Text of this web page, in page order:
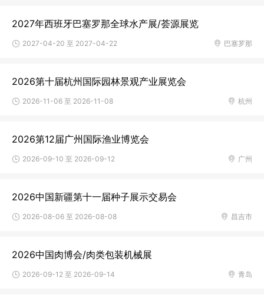
2027年西班牙巴塞罗那全球水产展/荟源展览
巴塞罗那
2027-04-20 至 2027-04-22
2026第十届杭州国际园林景观产业展览会
杭州
2026-11-06 至 2026-11-08
​2026第12届广州国际渔业博览会
广州
2026-09-10 至 2026-09-12
2026中国新疆第十一届种子展示交易会
昌吉市
2026-08-06 至 2026-08-08
2026中国肉博会/肉类包装机械展
青岛
2026-09-12 至 2026-09-14